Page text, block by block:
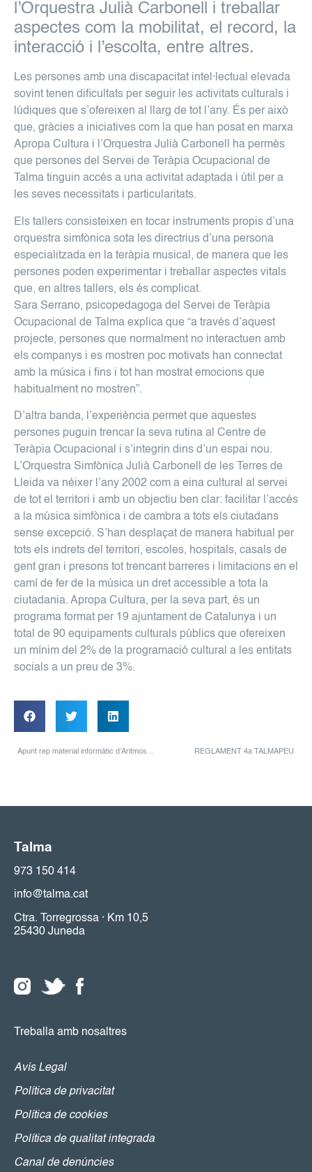
l’Orquestra Julià Carbonell i treballar
aspectes com la mobilitat, el record, la
interacció i l’escolta, entre altres.
Les persones amb una discapacitat intel·lectual elevada
sovint tenen dificultats per seguir les activitats culturals i
lúdiques que s’ofereixen al llarg de tot l’any. És per això
que, gràcies a iniciatives com la que han posat en marxa
Apropa Cultura i l’Orquestra Julià Carbonell ha permès
que persones del Servei de Teràpia Ocupacional de
Talma tinguin accés a una activitat adaptada i útil per a
les seves necessitats i particularitats.
Els tallers consisteixen en tocar instruments propis d’una
orquestra simfònica sota les directrius d’una persona
especialitzada en la teràpia musical, de manera que les
persones poden experimentar i treballar aspectes vitals
que, en altres tallers, els és complicat.
Sara Serrano, psicopedagoga del Servei de Teràpia
Ocupacional de Talma explica que “a través d’aquest
projecte, persones que normalment no interactuen amb
els companys i es mostren poc motivats han connectat
amb la música i fins i tot han mostrat emocions que
habitualment no mostren”.
D’altra banda, l’experiència permet que aquestes
persones puguin trencar la seva rutina al Centre de
Teràpia Ocupacional i s’integrin dins d’un espai nou.
L’Orquestra Simfònica Julià Carbonell de les Terres de
Lleida va néixer l’any 2002 com a eina cultural al servei
de tot el territori i amb un objectiu ben clar: facilitar l’accés
a la música simfònica i de cambra a tots els ciutadans
sense excepció. S’han desplaçat de manera habitual per
tots els indrets del territori, escoles, hospitals, casals de
gent gran i presons tot trencant barreres i limitacions en el
camí de fer de la música un dret accessible a tota la
ciutadania. Apropa Cultura, per la seva part, és un
programa format per 19 ajuntament de Catalunya i un
total de 90 equipaments culturals públics que ofereixen
un mínim del 2% de la programació cultural a les entitats
socials a un preu de 3%.
Apunt rep material informàtic d’Aritmos per a les seves aules REGLAMENT 4a TALMAPEU
Talma
973 150 414
info@talma.cat
Ctra. Torregrossa · Km 10,5
25430 Juneda
Treballa amb nosaltres
Avís Legal
Política de privacitat
Política de cookies
Política de qualitat integrada
Canal de denúncies